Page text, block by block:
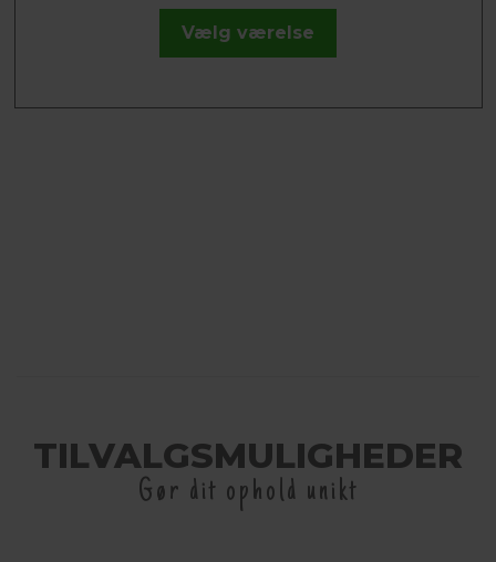
Vælg værelse
TILVALGSMULIGHEDER
Gør dit ophold unikt